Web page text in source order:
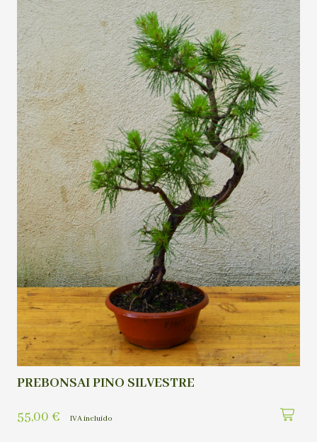
PREBONSAI PINO SILVESTRE
55,00 € IVA incluído